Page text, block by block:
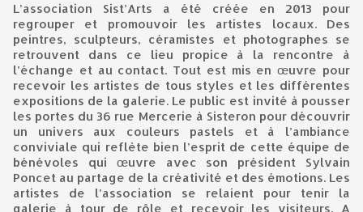
L’association Sist’Arts a été créée en 2013 pour
regrouper et promouvoir les artistes locaux. Des
peintres, sculpteurs, céramistes et photographes se
retrouvent dans ce lieu propice à la rencontre à
l’échange et au contact. Tout est mis en œuvre pour
recevoir les artistes de tous styles et les différentes
expositions de la galerie. Le public est invité à pousser
les portes du 36 rue Mercerie à Sisteron pour découvrir
un univers aux couleurs pastels et à l’ambiance
conviviale qui reflète bien l’esprit de cette équipe de
bénévoles qui œuvre avec son président Sylvain
Poncet au partage de la créativité et des émotions. Les
artistes de l’association se relaient pour tenir la
galerie à tour de rôle et recevoir les visiteurs. A